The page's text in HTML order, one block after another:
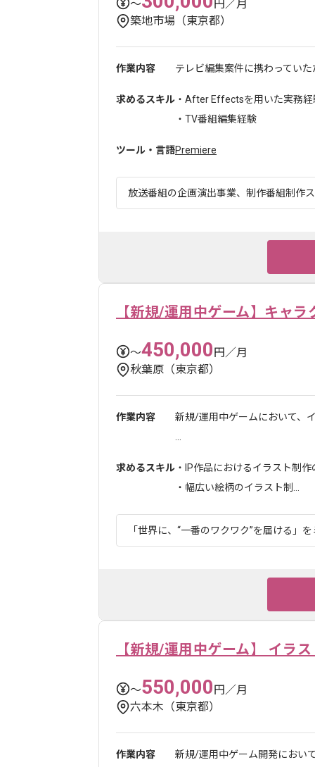
〜
円／月
築地市場（東京都）
作業内容 テレビ編集案件に携わっていた
求めるスキル ・After Effectsを用いた実務経
・TV番組編集経験
ツール・言語Premiere
放送番組の企画演出事業、制作番組制作
【新規/運用中ゲーム】キャ
〜450,000円／月
秋葉原（東京都）
作業内容
新規/運用中ゲームにおいて、
求めるスキル ・IP作品におけるイラスト制
・幅広い絵柄のイラスト制...
「世界に、“一番のワクワク”を届ける」
【新規/運用中ゲーム】 イラ
〜550,000円／月
六本木（東京都）
作業内容
新規/運用中ゲーム開発におい